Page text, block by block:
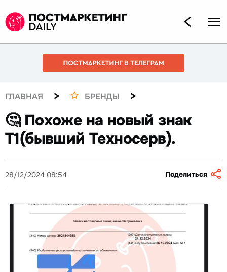
ГЛАВНАЯ > БРЕНДЫ >
🤔 Похоже на новый знак
Т1(бывший Техносерв).
28/12/2024 08:54 Поделиться